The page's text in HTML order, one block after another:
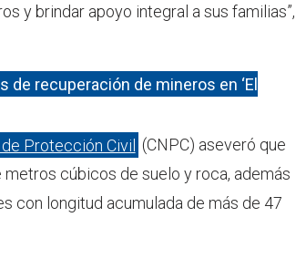
y brindar apoyo integral a sus familias”,
de recuperación de mineros en ‘El
Protección Civil (CNPC) aseveró que
cúbicos de suelo y roca, además
con longitud acumulada de más de 47